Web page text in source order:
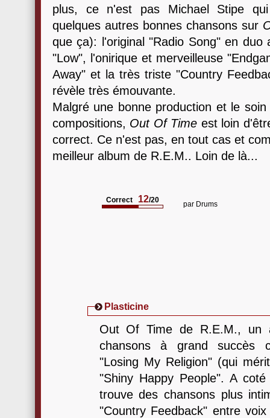
plus, ce n'est pas Michael Stipe
quelques autres bonnes chansons sur
que ça): l'original "Radio Song" en
"Low", l'onirique et merveilleuse
Away" et la très triste "Country
révèle très émouvante.
Malgré une bonne production et le
compositions, Out Of Time est loin
correct. Ce n'est pas, en tout cas et
meilleur album de R.E.M.. Loin de là...
Correct 12/20 par Drums
Plasticine
Out Of Time de R.E.M., un
chansons à grand succès
"Losing My Religion" (qui
"Shiny Happy People". A
trouve des chansons plus
"Country Feedback" entre